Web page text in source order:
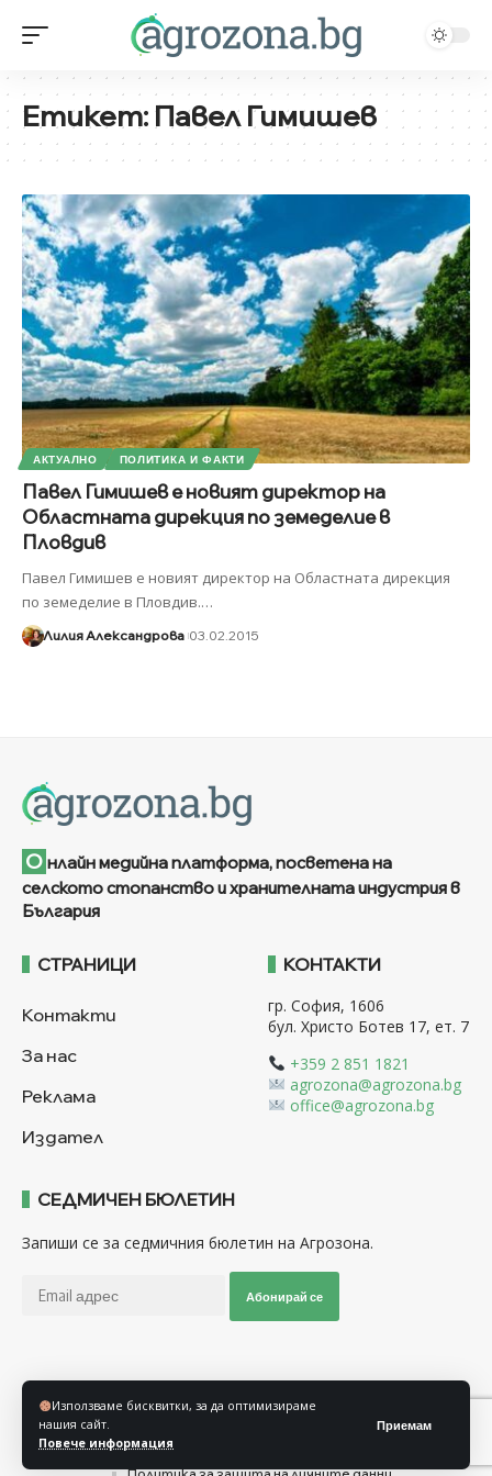
Използваме бисквитки, за да оптимизираме
нашия сайт.
Повече информация
Приемам
Етикет:Павел Гимишев
АКТУАЛНО ПОЛИТИКА И ФАКТИ
Павел Гимишев e новият директор на
Областната дирекция по земеделие в
Пловдив
Павел Гимишев е новият директор на Областната дирекция
по земеделие в Пловдив.…
Лилия Александрова 03.02.2015
О нлайн медийна платформа, посветена на
селското стопанство и хранителната индустрия в
България
СТРАНИЦИ
Контакти
За нас
Реклама
Издател
КОНТАКТИ
гр. София, 1606
бул. Христо Ботев 17, ет. 7
+359 2 851 1821
agrozona@agrozona.bg
office@agrozona.bg
СЕДМИЧЕН БЮЛЕТИН
Запиши се за седмичния бюлетин на Агрозона.
Абонирай се
Общи условия
Политика за използване на “Бисквитки”